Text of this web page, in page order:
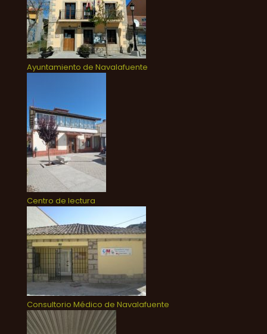
Ayuntamiento de Navalafuente
Centro de lectura
Consultorio Médico de Navalafuente